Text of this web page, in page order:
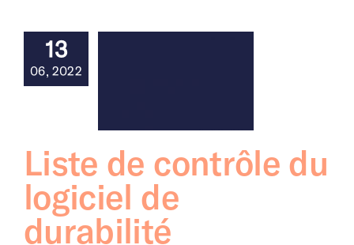
13
06, 2022
Liste de contrôle du
logiciel de
durabilité